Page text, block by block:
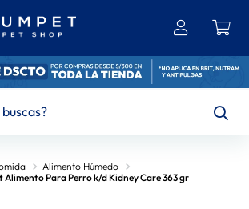
Alimento Húmedo
Para Perro k/d Kidney Care 363 gr